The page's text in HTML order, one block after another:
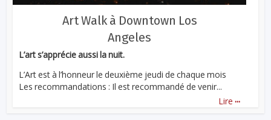
Art Walk à Downtown Los
Angeles
L’art s’apprécie aussi la nuit.
L’Art est à l’honneur le deuxième jeudi de chaque mois
Les recommandations : Il est recommandé de venir...
Lire ...